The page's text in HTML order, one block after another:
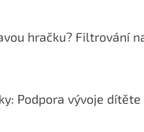
hračku? Filtrování
Podpora vývoje